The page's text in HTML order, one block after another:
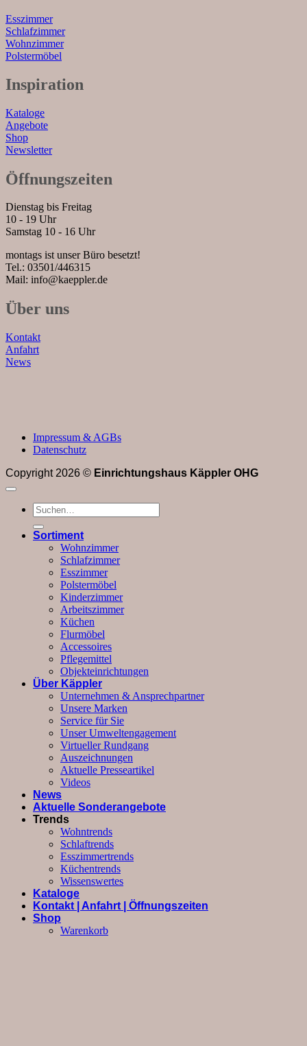
Esszimmer
Schlafzimmer
Wohnzimmer
Polstermöbel
Inspiration
Kataloge
Angebote
Shop
Newsletter
Öffnungszeiten
Dienstag bis Freitag
10 - 19 Uhr
Samstag 10 - 16 Uhr
montags ist unser Büro besetzt!
Tel.: 03501/446315
Mail: info@kaeppler.de
Über uns
Kontakt
Anfahrt
News
Impressum & AGBs
Datenschutz
Copyright 2026 © Einrichtungshaus Käppler OHG
Suchen
nach:
Sortiment
Wohnzimmer
Schlafzimmer
Esszimmer
Polstermöbel
Kinderzimmer
Arbeitszimmer
Küchen
Flurmöbel
Accessoires
Pflegemittel
Objekteinrichtungen
Über Käppler
Unternehmen & Ansprechpartner
Unsere Marken
Service für Sie
Unser Umweltengagement
Virtueller Rundgang
Auszeichnungen
Aktuelle Presseartikel
Videos
News
Aktuelle Sonderangebote
Trends
Wohntrends
Schlaftrends
Esszimmertrends
Küchentrends
Wissenswertes
Kataloge
Kontakt | Anfahrt | Öffnungszeiten
Shop
Warenkorb